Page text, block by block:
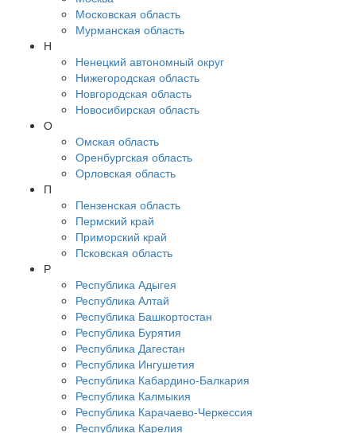
Московская область
Мурманская область
Н
Ненецкий автономный округ
Нижегородская область
Новгородская область
Новосибирская область
О
Омская область
Оренбургская область
Орловская область
П
Пензенская область
Пермский край
Приморский край
Псковская область
Р
Республика Адыгея
Республика Алтай
Республика Башкортостан
Республика Бурятия
Республика Дагестан
Республика Ингушетия
Республика Кабардино-Балкария
Республика Калмыкия
Республика Карачаево-Черкессия
Республика Карелия